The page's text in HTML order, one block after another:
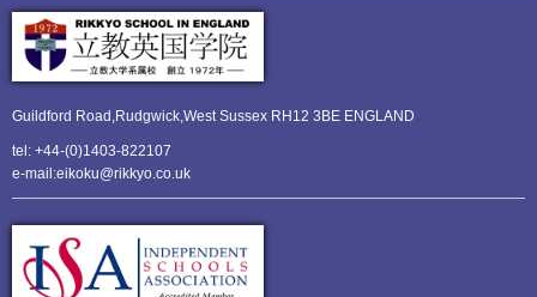
Guildford Road,Rudgwick, West Sussex RH12 3BE ENGLAND
tel: +44-(0)1403-822107
e-mail:eikoku@rikkyo.co.uk